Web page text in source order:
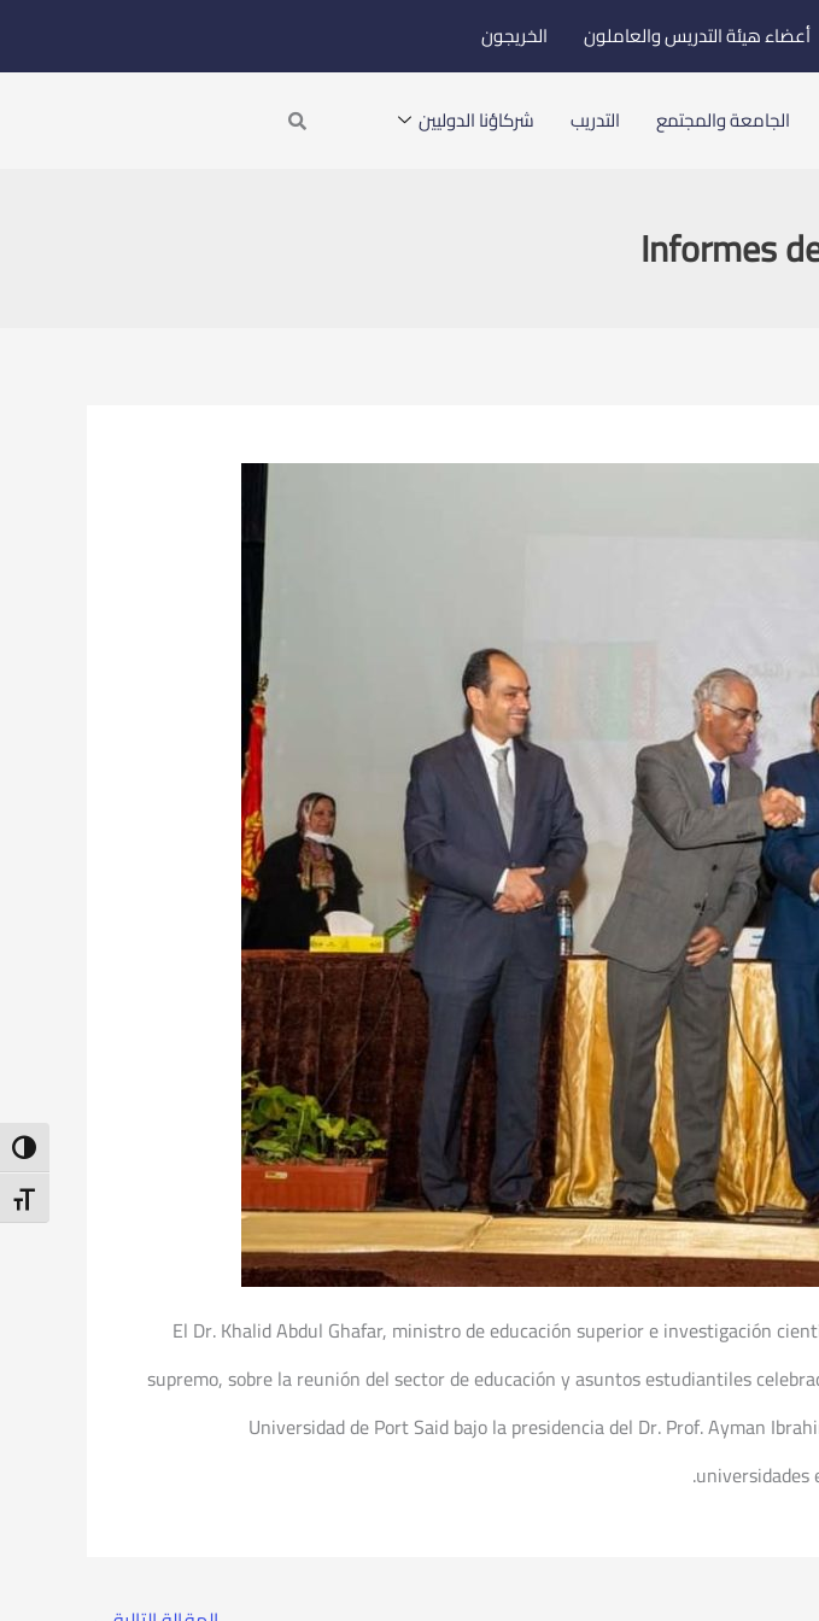
أعضاء هيئة التدريس والعاملون الخريجون
الجامعة والمجتمع التدريب شركاؤنا الدوليين Search
Informes
El Dr. Khalid Abdul Ghafar, ministro de educación superior e investigación
supremo, sobre la reunión del sector de educación y asuntos estudiantiles
Universidad de Port Said bajo la presidencia del Dr. Prof. Ayman